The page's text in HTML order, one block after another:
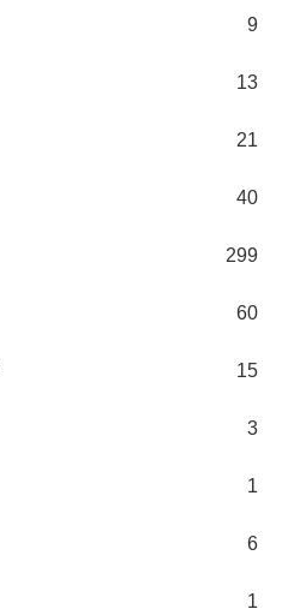
9
13
21
40
299
60
15
3
1
6
1